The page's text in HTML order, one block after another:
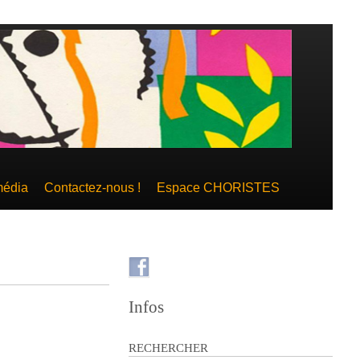
Contactez-nous ! Espace CHORISTES
Infos
RECHERCHER